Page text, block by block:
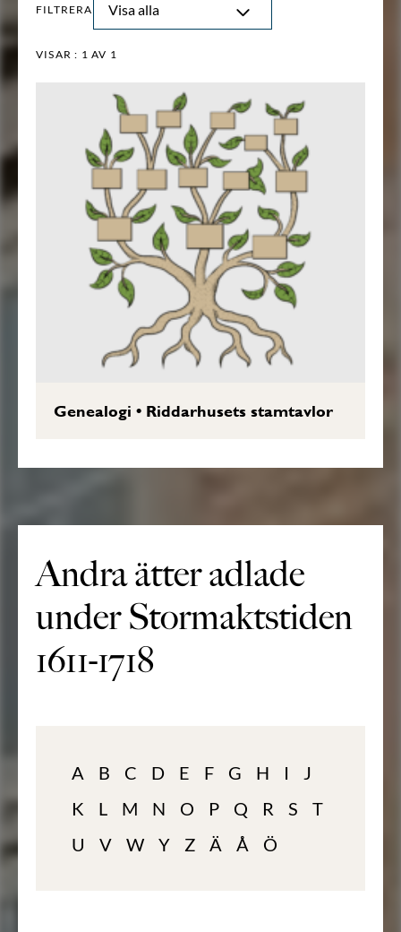
FILTRERA Visa alla
VISAR : 1 AV 1
Genealogi • Riddarhusets stamtavlor
Andra ätter adlade
under Stormaktstiden
1611-1718
A B C D E F G H I
J
K
L M N O P Q R S
T
U
V W Y Z Ä Å Ö